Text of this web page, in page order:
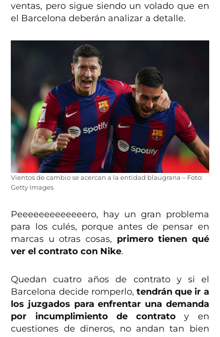
ventas, pero sigue siendo un volado que en
el Barcelona deberán analizar a detalle.
Vientos de cambio se acercan a la entidad blaugrana – Foto:
Getty Images
Peeeeeeeeeeeeero, hay un gran problema
para los culés, porque antes de pensar en
marcas u otras cosas, primero tienen qué
ver el contrato con Nike.
Quedan cuatro años de contrato y si el
Barcelona decide romperlo, tendrán que ir a
los juzgados para enfrentar una demanda
por incumplimiento de contrato y en
cuestiones de dineros, no andan tan bien